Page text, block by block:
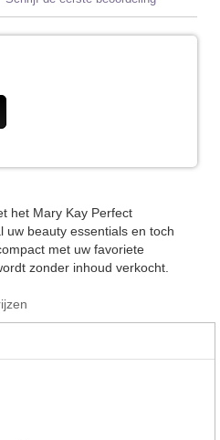
het Mary Kay Perfect
uw beauty essentials en toch
met uw favoriete
zonder inhoud verkocht.